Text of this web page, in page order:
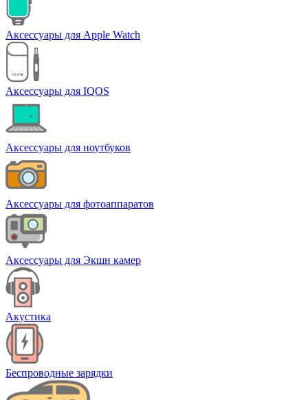
Аксессуары для Apple Watch
Аксессуары для IQOS
Аксессуары для ноутбуков
Аксессуары для фотоаппаратов
Аксессуары для Экшн камер
Акустика
Беспроводные зарядки